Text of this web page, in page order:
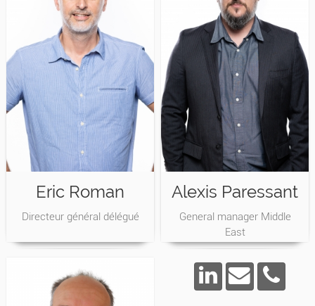
Eric Roman
Directeur général délégué
Alexis Paressant
General manager Middle
East